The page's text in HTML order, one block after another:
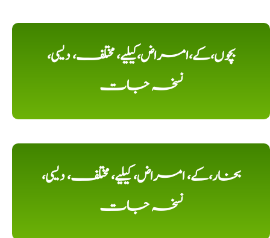
بچوں،کے،امراض،کیلیے، مختلف، دیسی،
نسخہ جات
بخار،کے، امراض، کیلیے، مختلف، دیسی،
نسخہ جات